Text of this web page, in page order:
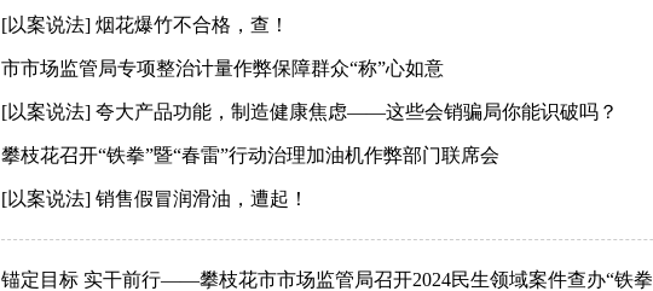
[以案说法] 烟花爆竹不合格，查！
市市场监管局专项整治计量作弊保障群众“称”心如意
[以案说法] 夸大产品功能，制造健康焦虑——这些会销骗局你能识破吗？
攀枝花召开“铁拳”暨“春雷”行动治理加油机作弊部门联席会
[以案说法] 销售假冒润滑油，遭起！
锚定目标 实干前行——攀枝花市市场监管局召开2024民生领域案件查办“铁拳